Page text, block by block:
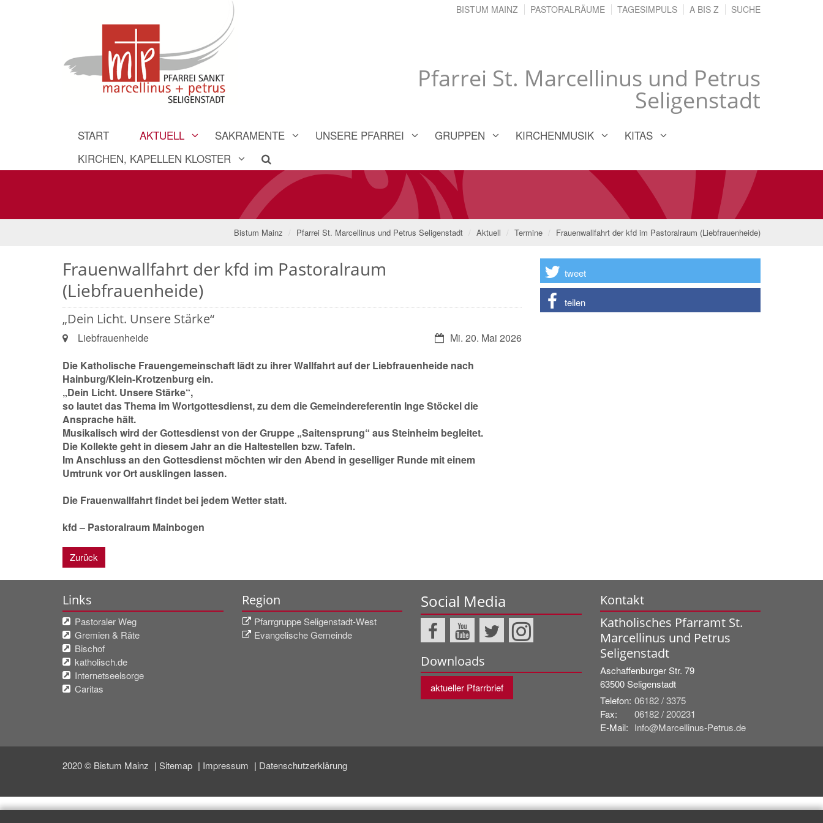
Pfarrei St. Marcellinus und Petrus
Seligenstadt
BISTUM MAINZ PASTORALRÄUME TAGESIMPULS A BIS Z SUCHE
START AKTUELL SAKRAMENTE UNSERE PFARREI GRUPPEN KIRCHENMUSIK
KITAS
KIRCHEN, KAPELLEN KLOSTER
Bistum Mainz Pfarrei St. Marcellinus und Petrus Seligenstadt Aktuell Termine Frauenwallfahrt der kfd im Pastoralraum (Liebfrauenheide)
Frauenwallfahrt der kfd im Pastoralraum
(Liebfrauenheide)
„Dein Licht. Unsere Stärke“
Datum:Mi. 20. Mai 2026
Ort: Liebfrauenheide
Die Katholische Frauengemeinschaft lädt zu ihrer Wallfahrt auf der Liebfrauenheide nach
Hainburg/Klein-Krotzenburg ein.
„Dein Licht. Unsere Stärke“,
so lautet das Thema im Wortgottesdienst, zu dem die Gemeindereferentin Inge Stöckel die
Ansprache hält.
Musikalisch wird der Gottesdienst von der Gruppe „Saitensprung“ aus Steinheim begleitet.
Die Kollekte geht in diesem Jahr an die Haltestellen bzw. Tafeln.
Im Anschluss an den Gottesdienst möchten wir den Abend in geselliger Runde mit einem
Umtrunk vor Ort ausklingen lassen.
Die Frauenwallfahrt findet bei jedem Wetter statt.
kfd – Pastoralraum Mainbogen
Zurück
tweet
teilen
Links
Pastoraler Weg
Gremien & Räte
Bischof
katholisch.de
Internetseelsorge
Caritas
Region
Pfarrgruppe Seligenstadt-West
Evangelische Gemeinde
Social Media
Downloads
aktueller Pfarrbrief
Kontakt
Katholisches Pfarramt St.
Marcellinus und Petrus
Seligenstadt
Aschaffenburger Str. 79
63500Seligenstadt
Telefon: 06182 / 3375
Fax:
06182 / 200231
E-Mail: Info@Marcellinus-Petrus.de
2020 © Bistum Mainz Sitemap Impressum Datenschutzerklärung